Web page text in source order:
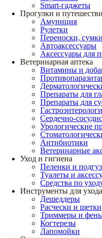
Smart-гаджеты
Прогулки и
Амуниция
Рулетки
Переноски,
Автоаксессуары
Аксессуары для
Ветеринарная аптека
Витамины и
Препараты для
Препараты для
Сердечно-
Урологические
Антибиотики
Ветеринарные
Уход и гигиена
Пеленки и
Туалеты и
Средства по
Инструменты для ухода
Дешеддеры
Расчески и щетки
Триммеры и
Когтерезы
Лапомойки